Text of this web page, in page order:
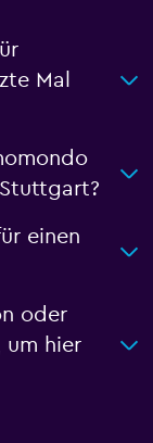
Mal
einen
oder
um hier